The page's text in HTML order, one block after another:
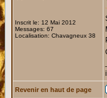
Inscrit le: 12 Mai 2012
Messages: 67
Localisation: Chavagneux 38
Revenir en haut de page